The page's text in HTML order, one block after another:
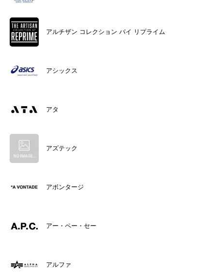
アルチザン コレクション バイ リプライム
アシックス
アタ
アズテック
アボンタージ
アー・ペー・セー
アルファ